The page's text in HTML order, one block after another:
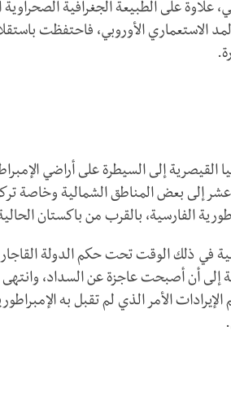
علاوة على الطبيعة الجغرافية الصحراوية
الاستعماري الأوروبي، فاحتفظت
إلى السيطرة على أراضي
إلى بعض المناطق الشمالية وخاصة
الفارسية، بالقرب من باكستان
إلى أن أصبحت عاجزة عن السداد، وانتهى
الأمر الذي لم تقبل به